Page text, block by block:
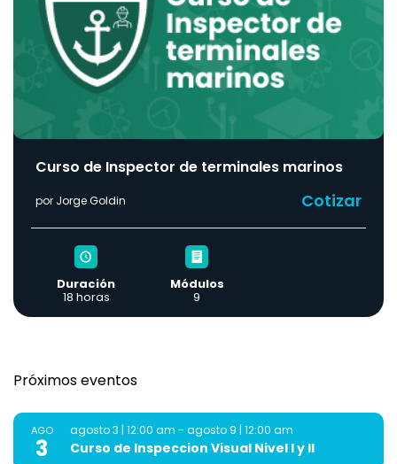
Curso de Inspector de terminales marinos
por Jorge Goldin Cotizar
Duración
18 horas
Módulos
9
Próximos eventos
AGO
3
agosto 3 | 12:00 am - agosto 9 | 12:00 am
Curso de Inspeccion Visual Nivel I y II